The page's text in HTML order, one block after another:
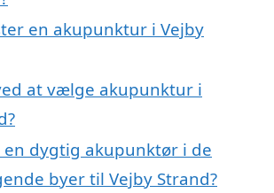
en akupunktur i Vejby
at vælge akupunktur i
en dygtig akupunktør i de
byer til Vejby Strand?